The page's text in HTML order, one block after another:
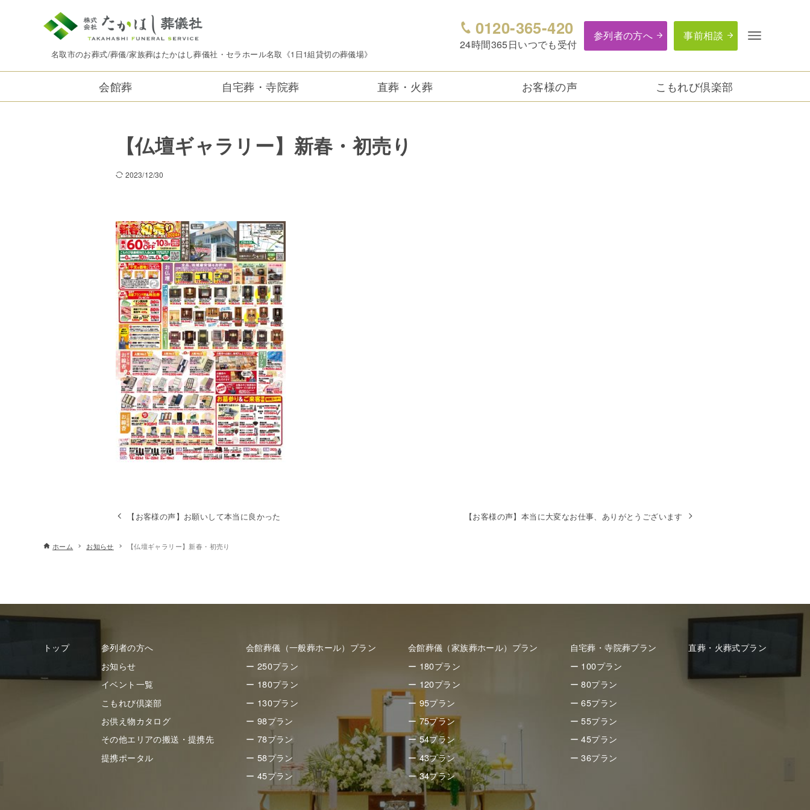
名取市のお葬式/葬儀/家族葬はたかはし葬儀社・セラホール名取《1日1組貸切の葬儀場》
0120-365-420
24時間365日いつでも受付
参列者の方へ 事前相談
会館葬 自宅葬・寺院葬 直葬・火葬 お客様の声 こもれび倶楽部
【仏壇ギャラリー】新春・初売り
2023/12/30
【お客様の声】お願いして本当に良かった 【お客様の声】本当に大変なお仕事、ありがとうございます
ホーム お知らせ 【仏壇ギャラリー】新春・初売り
トップ
参列者の方へ
お知らせ
イベント一覧
こもれび倶楽部
お供え物カタログ
その他エリアの搬送・提携先
提携ポータル
会館葬儀（一般葬ホール）プラン
ー 250プラン
ー 180プラン
ー 130プラン
ー 98プラン
ー 78プラン
ー 58プラン
ー 45プラン
会館葬儀（家族葬ホール）プラン
ー 180プラン
ー 120プラン
ー 95プラン
ー 75プラン
ー 54プラン
ー 43プラン
ー 34プラン
自宅葬・寺院葬プラン
ー 100プラン
ー 80プラン
ー 65プラン
ー 55プラン
ー 45プラン
ー 36プラン
直葬・火葬式プラン